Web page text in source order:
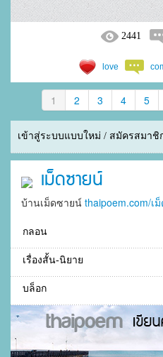
2441
love
1 2 3 4 5
เข้าสู่ระบบแบบใหม่ / สมัครสมาชิ
เม็ดซายน์
บ้านเม็ดซายน์ thaipoem.com/เ
กลอน
เรื่องสั้น-นิยาย
บล็อก